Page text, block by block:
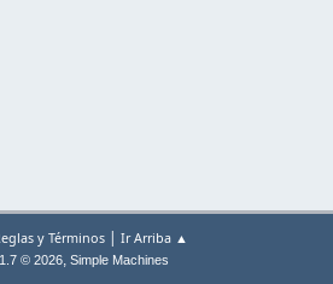
y Términos | Ir Arriba ▲
© 2026, Simple Machines